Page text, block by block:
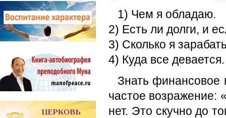
1) Чем я обладаю.
2) Есть ли долги, и
3) Сколько я
4) Куда все девается.
Знать финансовое
частое возражение:
нет. Это скучно до